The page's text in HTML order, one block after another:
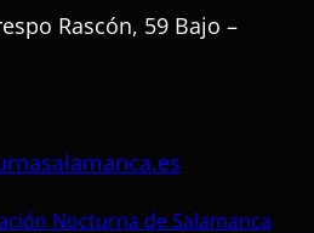
Rascón, 59 Bajo –
Nocturna de Salamanca